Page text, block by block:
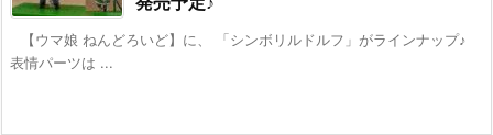
【ウマ娘 ねんどろいど】に、 「シンボリルドルフ」がラインナップ♪
表情パーツは ...